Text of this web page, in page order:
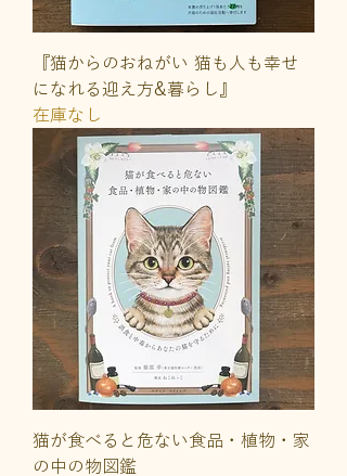
『猫からのおねがい 猫も人も幸せ
になれる迎え方&暮らし』
在庫なし
猫が食べると危ない食品・植物・家
の中の物図鑑